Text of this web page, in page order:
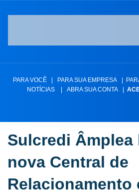
PARA VOCÊ PARA SUA EMPRESA
NOTÍCIAS
ABRA SUA CONTA
Sulcredi Âmplea
nova Central de
Relacionamento